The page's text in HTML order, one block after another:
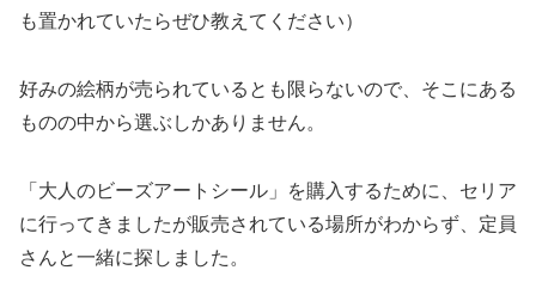
も置かれていたらぜひ教えてください）
好みの絵柄が売られているとも限らないので、そこにある
ものの中から選ぶしかありません。
「大人のビーズアートシール」を購入するために、セリア
に行ってきましたが販売されている場所がわからず、定員
さんと一緒に探しました。